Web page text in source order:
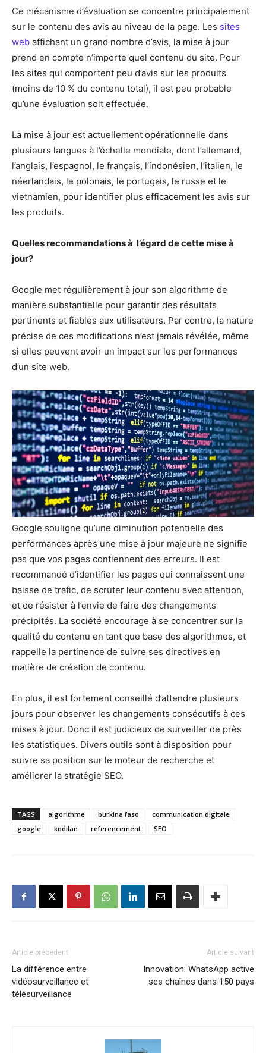
Ce mécanisme d’évaluation se concentre principalement
sur le contenu des avis au niveau de la page. Les sites
web affichant un grand nombre d’avis, la mise à jour
prend en compte n’importe quel contenu du site. Pour
les sites qui comportent peu d’avis sur les produits
(moins de 10 % du contenu total), il est peu probable
qu’une évaluation soit effectuée.
La mise à jour est actuellement opérationnelle dans
plusieurs langues à l’échelle mondiale, dont l’allemand,
l’anglais, l’espagnol, le français, l’indonésien, l’italien, le
néerlandais, le polonais, le portugais, le russe et le
vietnamien, pour identifier plus efficacement les avis sur
les produits.
Quelles recommandations à l’égard de cette mise à
jour?
Google met régulièrement à jour son algorithme de
manière substantielle pour garantir des résultats
pertinents et fiables aux utilisateurs. Par contre, la nature
précise de ces modifications n’est jamais révélée, même
si elles peuvent avoir un impact sur les performances
d’un site web.
Google souligne qu’une diminution potentielle des
performances après une mise à jour majeure ne signifie
pas que vos pages contiennent des erreurs. Il est
recommandé d’identifier les pages qui connaissent une
baisse de trafic, de scruter leur contenu avec attention,
et de résister à l’envie de faire des changements
précipités. La société encourage à se concentrer sur la
qualité du contenu en tant que base des algorithmes, et
rappelle la pertinence de suivre ses directives en
matière de création de contenu.
En plus, il est fortement conseillé d’attendre plusieurs
jours pour observer les changements consécutifs à ces
mises à jour. Donc il est judicieux de surveiller de près
les statistiques. Divers outils sont à disposition pour
suivre sa position sur le moteur de recherche et
améliorer la stratégie SEO.
TAGS algorithme burkina faso
communication digitale
google
kodilan referencement SEO
Article précédent
La différence entre
vidéosurveillance et
télésurveillance
Article suivant
Innovation: WhatsApp active
ses chaînes dans 150 pays